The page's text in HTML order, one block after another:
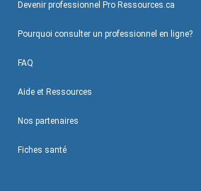
Devenir professionnel Pro Ressources.ca
Pourquoi consulter un professionnel en ligne?
FAQ
Aide et Ressources
Nos partenaires
Fiches santé